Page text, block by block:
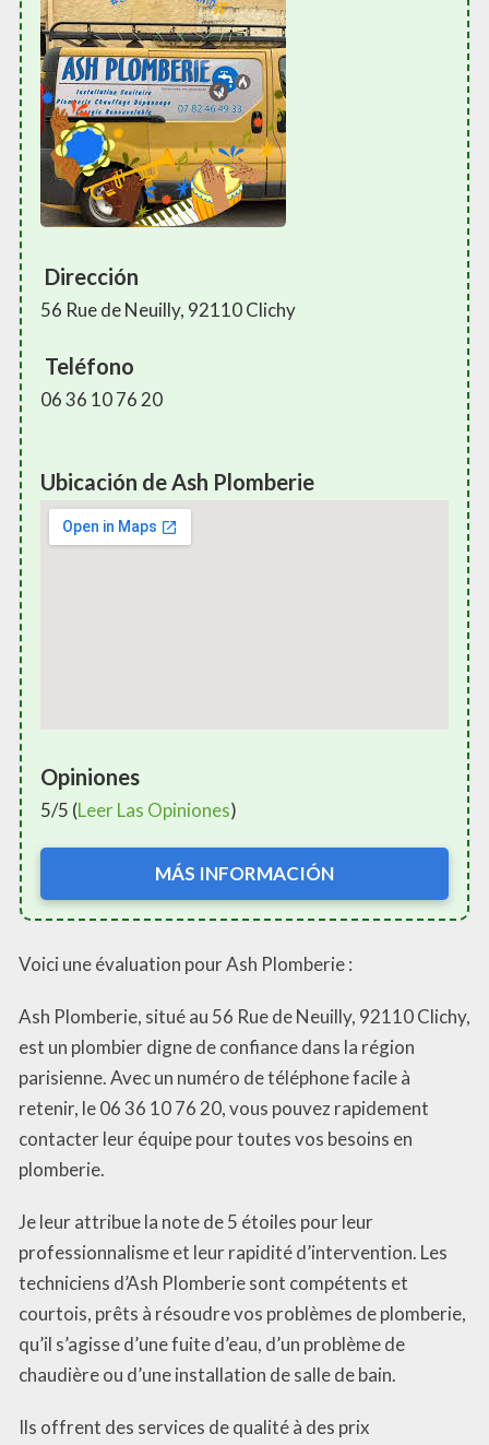
Dirección
56 Rue de Neuilly, 92110 Clichy
Teléfono
06 36 10 76 20
Ubicación de Ash Plomberie
Opiniones
5/5 (Leer Las Opiniones)
MÁS INFORMACIÓN
Voici une évaluation pour Ash Plomberie :
Ash Plomberie, situé au 56 Rue de Neuilly, 92110 Clichy,
est un plombier digne de confiance dans la région
parisienne. Avec un numéro de téléphone facile à
retenir, le 06 36 10 76 20, vous pouvez rapidement
contacter leur équipe pour toutes vos besoins en
plomberie.
Je leur attribue la note de 5 étoiles pour leur
professionnalisme et leur rapidité d’intervention. Les
techniciens d’Ash Plomberie sont compétents et
courtois, prêts à résoudre vos problèmes de plomberie,
qu’il s’agisse d’une fuite d’eau, d’un problème de
chaudière ou d’une installation de salle de bain.
Ils offrent des services de qualité à des prix